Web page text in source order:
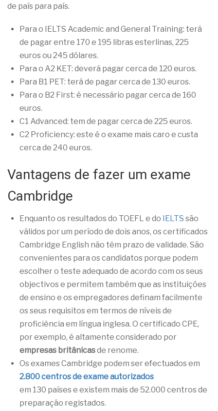
de país para país.
Para o IELTS Academic and General Training: terá
de pagar entre 170 e 195 libras esterlinas, 225
euros ou 245 dólares.
Para o A2 KET: deverá pagar cerca de 120 euros.
Para B1 PET: terá de pagar cerca de 130 euros.
Para o B2 First: é necessário pagar cerca de 160
euros.
C1 Advanced: tem de pagar cerca de 225 euros.
C2 Proficiency: este é o exame mais caro e custa
cerca de 240 euros.
Vantagens de fazer um exame
Cambridge
Enquanto os resultados do TOEFL e do IELTS são
válidos por um período de dois anos, os certificados
Cambridge English não têm prazo de validade. São
convenientes para os candidatos porque podem
escolher o teste adequado de acordo com os seus
objectivos e permitem também que as instituições
de ensino e os empregadores definam facilmente
os seus requisitos em termos de níveis de
proficiência em língua inglesa. O certificado CPE,
por exemplo, é altamente considerado por
empresas britânicasde renome.
Os exames Cambridge podem ser efectuados em
2.800 centros de exame autorizados
em 130 países e existem mais de 52.000 centros de
preparação registados.